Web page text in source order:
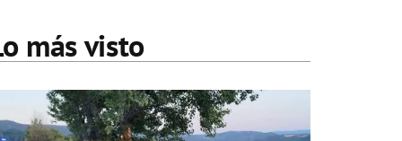
más visto